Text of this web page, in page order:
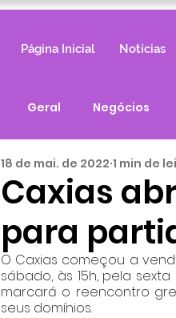
Página Inicial Notícias
Geral Negócios
Caxias
para
18 de mai. de 2022 1 min de
O Caxias começou a
sábado, às 15h, pela
marcará o reencontro
seus domínios.